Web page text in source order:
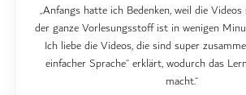
„Anfangs hatte ich Bedenken, weil die
der ganze Vorlesungsstoff ist in wenigen
Ich liebe die Videos, die sind super
einfacher Sprache“ erklärt, wodurch das
macht.“